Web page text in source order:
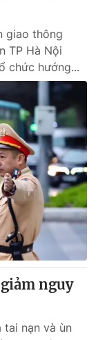
483/GP-BTTTT
Quốc Thắng,
932
giao thông
TP Hà Nội
chức hướng...
nguy
tai nạn và ùn